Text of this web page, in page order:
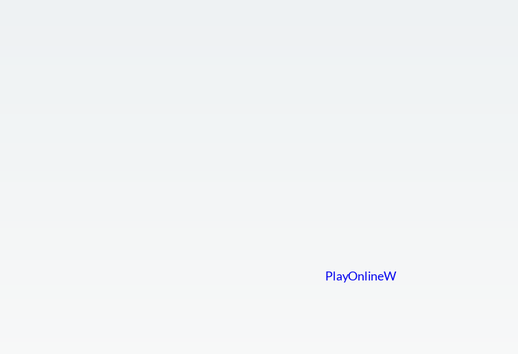
PlayOnlineW